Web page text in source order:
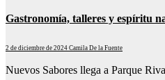
Gastronomía, talleres y espíritu
2 de diciembre de 2024 Camila De la Fuente
Nuevos Sabores llega a Parque